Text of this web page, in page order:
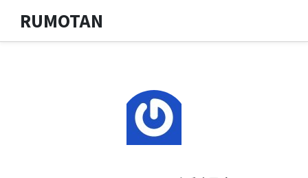
RUMOTAN